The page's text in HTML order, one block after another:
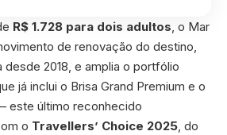
R$ 1.728 para dois adultos , o Mar
de renovação do destino,
desde 2018, e amplia o portfólio
já inclui o Brisa Grand Premium e o
este último reconhecido
o Travellers’ Choice 2025 , do